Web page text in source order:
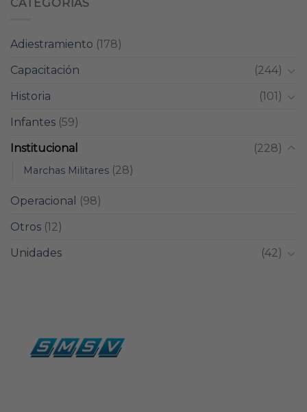
CATEGORIAS
Adiestramiento (178)
Capacitación
(244)
Historia
(101)
Infantes (59)
Institucional
(228)
Marchas Militares (28)
Operacional
(98)
Otros (12)
Unidades
(42)